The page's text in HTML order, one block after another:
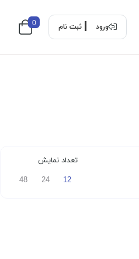
ورود ثبت نام 0
تعداد نمایش
12
24
48